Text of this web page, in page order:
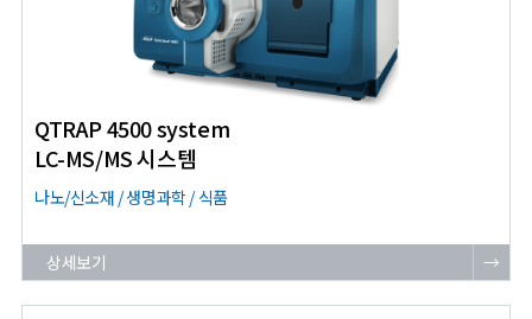
QTRAP 4500 system
LC-MS/MS 시스템
나노/신소재 / 생명과학 / 식품
상세보기 →